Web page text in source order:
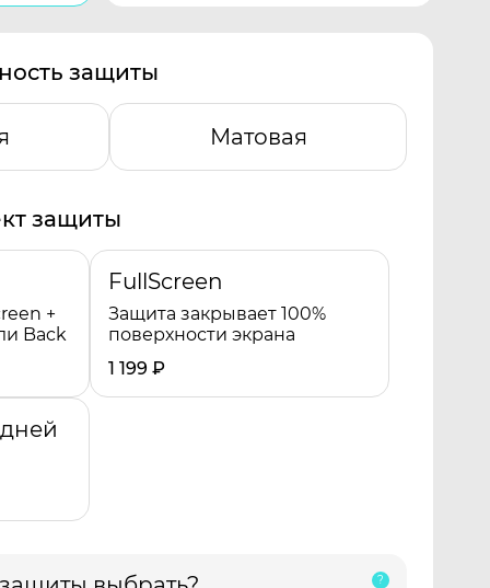
защиты
Матовая
защиты
+
Back
FullScreen
Защита закрывает 100%
поверхности экрана
1 199 ₽